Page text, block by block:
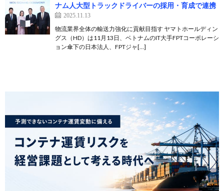
ナム人大型トラックドライバーの採用・育成で連携
2025.11.13
物流業界全体の輸送力強化に貢献目指す ヤマトホールディン
グス（HD）は11月13日、ベトナムのIT大手FPTコーポレーシ
ョン傘下の日本法人、FPTジャ[…]